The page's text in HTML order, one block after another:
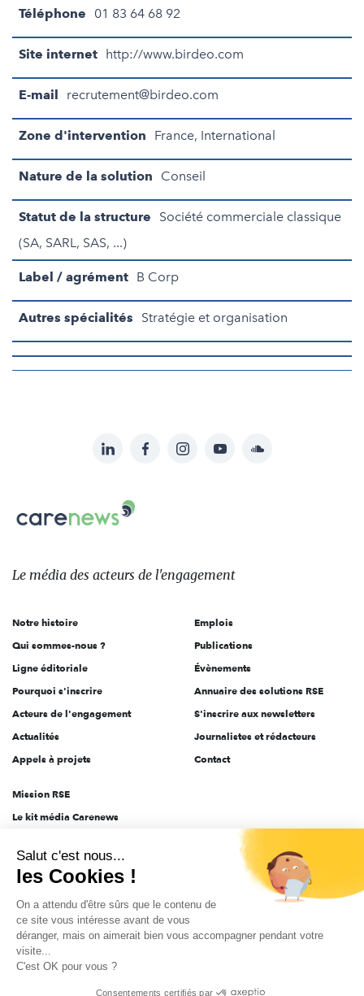
Téléphone 01 83 64 68 92
Site internet http://www.birdeo.com
E-mail recrutement@birdeo.com
Zone d'intervention France, International
Nature de la solution Conseil
Statut de la structure
Société commerciale classique
(SA, SARL, SAS, ...)
Label / agrément B Corp
Autres spécialités Stratégie et organisation
sur:
LinkedInFacebookInstagramYouTubeSoundcloud
Carenews,
Le
des
l'engagement
Le média des acteurs de l'engagement
Notre histoire
Qui sommes-nous ?
Ligne éditoriale
Pourquoi s'inscrire
Acteurs de l'engagement
Actualités
Appels à projets
Emplois
Publications
Évènements
Annuaire des solutions RSE
S'inscrire aux newsletters
Journalistes et rédacteurs
Contact
Mission RSE
Le kit média Carenews
AEF info
Novethic
PRODURABLE
Inclusiv Day
Données personnelles Mentions légales 2025-2026 Tout droits réservés
Salut c'est nous...
les Cookies !
On a attendu d'être sûrs que le contenu de
ce site vous intéresse avant de vous
déranger, mais on aimerait bien vous accompagner pendant votre
visite...
C'est OK pour vous ?
Consentements certifiés par